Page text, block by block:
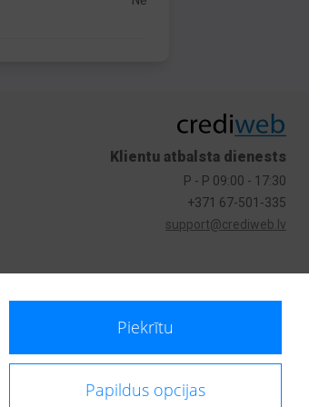
Klientu atbalsta dienests
P - P 09:00 - 17:30
+371 67-501-335
support@crediweb.lv
portālā saņemto informāciju, ir atbildīgs par fizisko
Piekrītu
Papildus opcijas